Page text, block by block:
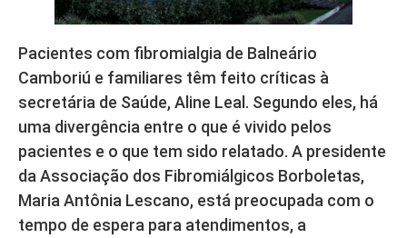
Pacientes com fibromialgia de Balneário
Camboriú e familiares têm feito críticas à
secretária de Saúde, Aline Leal. Segundo eles, há
uma divergência entre o que é vivido pelos
pacientes e o que tem sido relatado. A presidente
da Associação dos Fibromiálgicos Borboletas,
Maria Antônia Lescano, está preocupada com o
tempo de espera para atendimentos, a